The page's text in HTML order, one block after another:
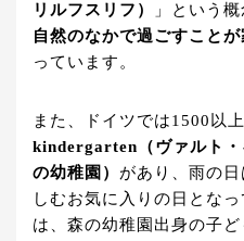
リルフスリフ）
」という概
自然のなかで過ごすこと
っています。
また、ドイツでは1500以
kindergarten（ヴァルト
の幼稚園） があり、雨の
しむお気に入りの日とな
は、森の幼稚園出身の子